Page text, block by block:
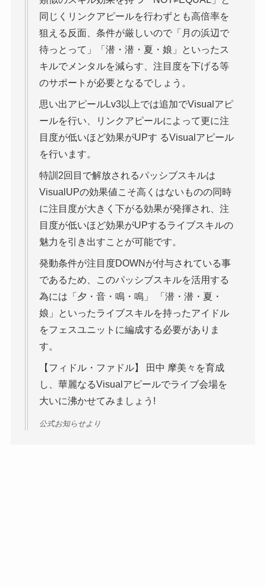
同じくリンクアピールを行わずとも高倍率を
狙える反面、条件が厳しいので「月の浜辺で
待っとって」「潜・潜・夏・娘」といったス
キルでメンタルを減らす、注目度を下げる等
のサポートが必要となるでしょう。
思い出アピールLv3以上では追加でVisualアピ
ールを行い、リンクアピールによって更に注
目度が低いほど効果がUPす るVisualアピール
を行います。
特訓2回目で解放されるパッシブスキルは
VisualUPの効果値こそ高くはないものの同時
に注目度が大きく下がる効果が発揮され、注
目度が低いほど効果がUPするライブスキルの
魅力を引き出すことが可能です。
発動条件が注目度DOWNが付与されている事
であるため、このパッシブスキルを活用する
為には「夕・音・鳴・鳴」 「潜・潜・夏・
娘」といったライブスキルを持ったアイドル
をフェスユニットに編成する必要がありま
す。
【フィドル・ファドル】 田中 摩美々を育成
し、華麗なるVisualアピールでライブ会場を
大いに沸かせてみましょう!
公式お知らせより